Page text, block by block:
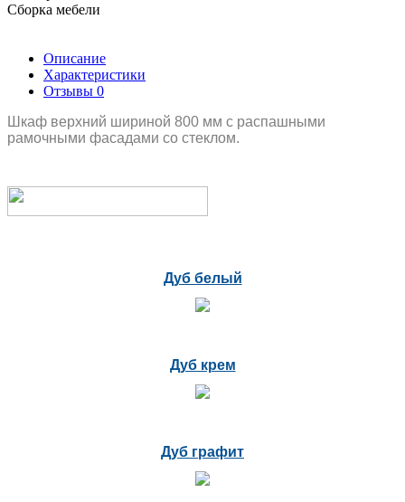
Сборка мебели
Описание
Характеристики
Отзывы 0
Шкаф верхний шириной 800 мм с распашными
рамочными фасадами со стеклом.
Дуб белый
Дуб крем
Дуб графит